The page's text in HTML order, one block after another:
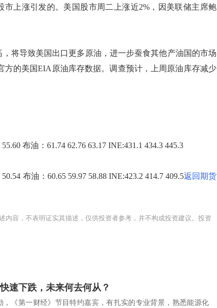
上涨引发的。美国股市周二上涨近2%，因美联储主席鲍
导致美国出口更多原油，进一步蚕食其他产油国的市场
方的美国EIA原油库存数据。调查预计，上周原油库存减少
布油：61.74 62.76 63.17 INE:431.1 434.3 445.3
布油：60.65 59.97 58.88 INE:423.2 414.7 409.5返回期货
内容，不表明证实其描述，仅供投资者参考，并不构成投资建议。投资
速下跌，未来何去何从？
，《第一财经》节目特约嘉宾，有扎实的专业背景，熟悉能源化